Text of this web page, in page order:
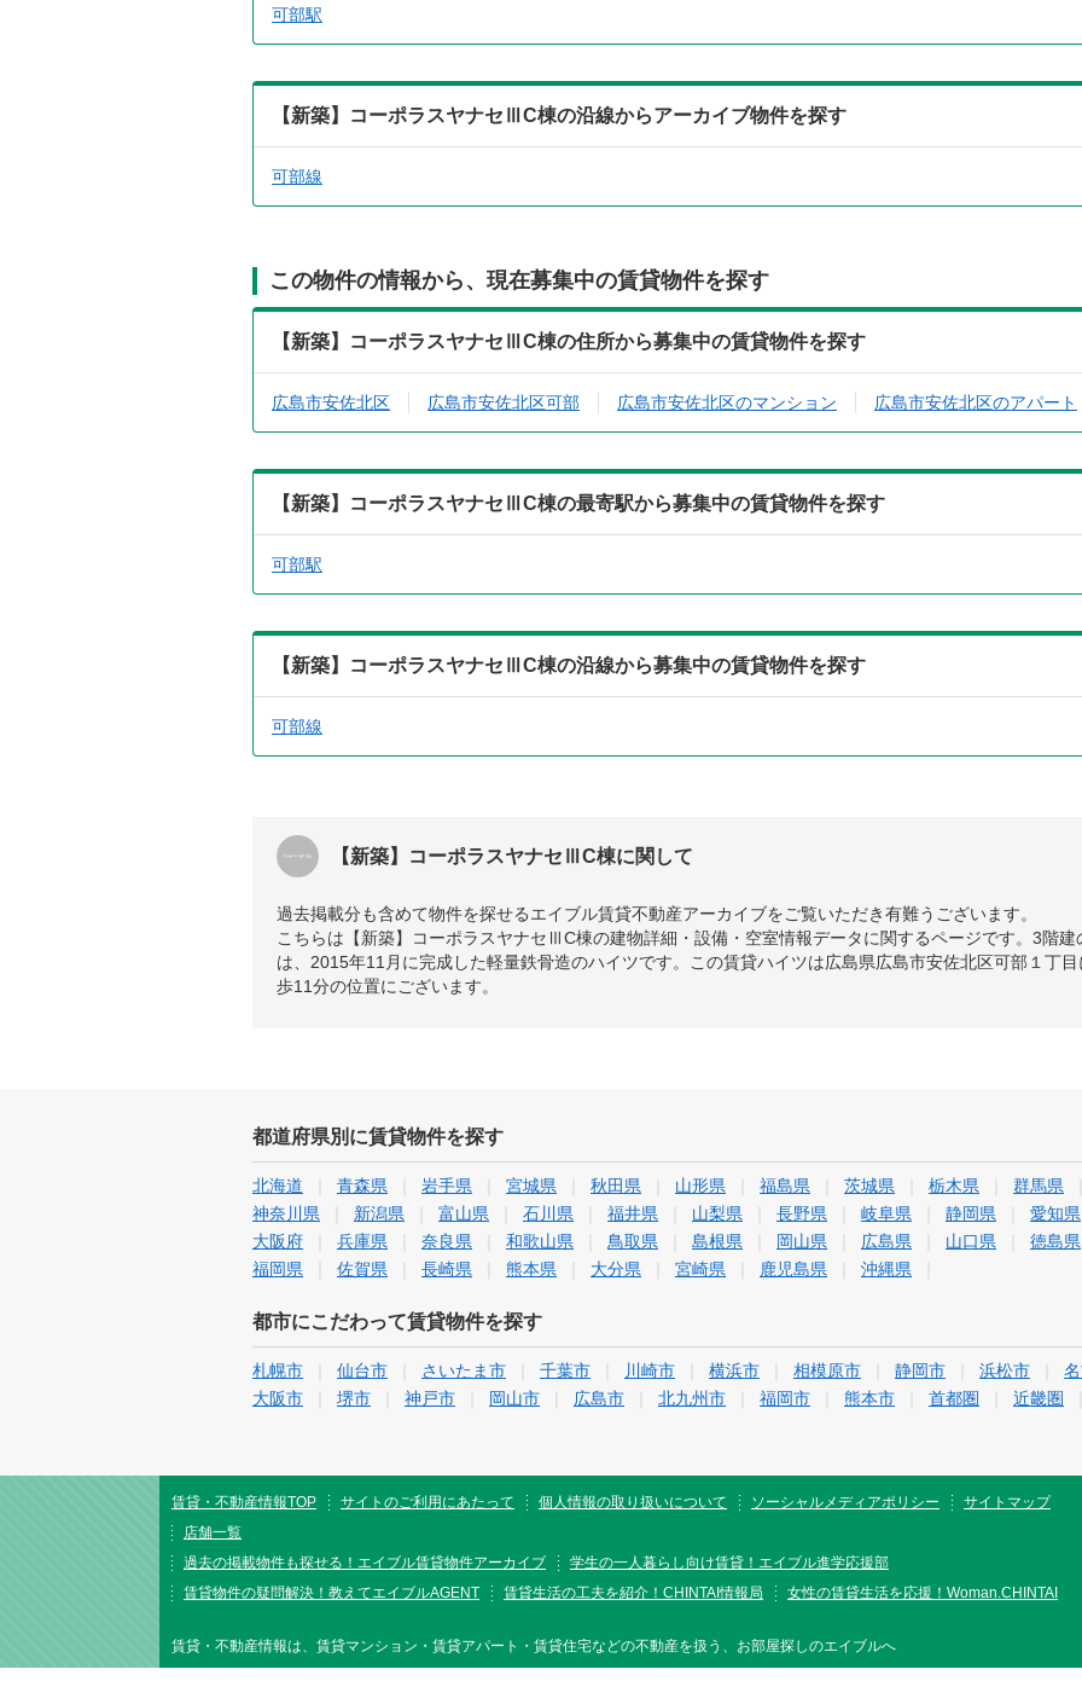
可部駅
【新築】コーポラスヤナセⅢC棟の沿線からアーカイブ物件を探す
可部線
この物件の情報から、現在募集中の賃貸物件を探す
【新築】コーポラスヤナセⅢC棟の住所から募集中の賃貸物件を探す
広島市安佐北区 広島市安佐北区可部 広島市安佐北区のマンション 広島市安佐北区のアパート
【新築】コーポラスヤナセⅢC棟の最寄駅から募集中の賃貸物件を探す
可部駅
【新築】コーポラスヤナセⅢC棟の沿線から募集中の賃貸物件を探す
可部線
【新築】コーポラスヤナセⅢC棟に関して
過去掲載分も含めて物件を探せるエイブル賃貸不動産アーカイブをご覧いただき有難うございます。
こちらは【新築】コーポラスヤナセⅢC棟の建物詳細・設備・空室情報データに関するページです。3階
は、2015年11月に完成した軽量鉄骨造のハイツです。この賃貸ハイツは広島県広島市安佐北区可部１丁
歩11分の位置にございます。
都道府県別に賃貸物件を探す
北海道 青森県 岩手県 宮城県 秋田県 山形県 福島県 茨城県 栃木県
群馬県
神奈川県
新潟県 富山県 石川県 福井県 山梨県 長野県 岐阜県 静岡県
愛知県
大阪府
兵庫県 奈良県 和歌山県 鳥取県 島根県 岡山県 広島県 山口県
徳島県
福岡県
佐賀県 長崎県 熊本県 大分県 宮崎県 鹿児島県 沖縄県
都市にこだわって賃貸物件を探す
札幌市 仙台市 さいたま市 千葉市 川崎市 横浜市 相模原市 静岡市 浜松市
大阪市
堺市 神戸市 岡山市 広島市 北九州市 福岡市 熊本市 首都圏 近畿圏
賃貸・不動産情報TOP サイトのご利用にあたって 個人情報の取り扱いについて ソーシャルメディアポリシー
サイトマップ
店舗一覧
過去の掲載物件も探せる！エイブル賃貸物件アーカイブ
学生の一人暮らし向け賃貸！エイブル進学応援部
賃貸物件の疑問解決！教えてエイブルAGENT
賃貸生活の工夫を紹介！CHINTAI情報局 女性の賃貸生活を応援！Woman.CHINTAI
賃貸・不動産情報は、賃貸マンション・賃貸アパート・賃貸住宅などの不動産を扱う、お部屋探しのエイブルへ